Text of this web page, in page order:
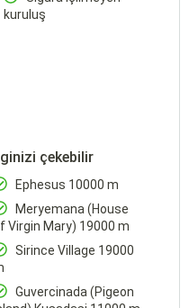
kuruluş
İlginizi çekebilir
Ephesus 10000 m
Meryemana (House
Virgin Mary) 19000 m
Sirince Village 19000
Guvercinada (Pigeon